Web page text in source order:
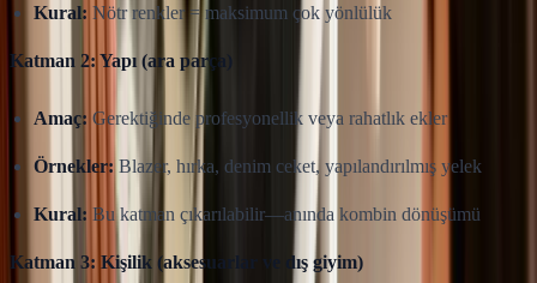
Kural: Nötr renkler = maksimum çok yönlülük
Katman 2: Yapı (ara parça)
Amaç: Gerektiğinde profesyonellik veya rahatlık ekler
Örnekler: Blazer, hırka, denim ceket, yapılandırılmış yelek
Kural: Bu katman çıkarılabilir—anında kombin dönüşümü
Katman 3: Kişilik (aksesuarlar ve dış giyim)